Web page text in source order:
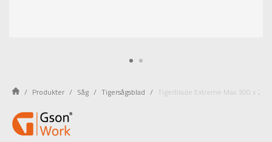
Produkter Såg Tigersågsblad Tigerblade Extreme Max 300 x 22